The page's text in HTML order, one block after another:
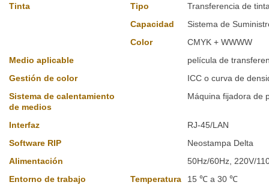
Tinta Tipo
Transferencia de
Capacidad
Sistema de
Color
CMYK + WWWW
Medio aplicable
película de
Gestión de color
ICC o curva de
Sistema de calentamiento
de medios
Máquina fijadora de
Interfaz
RJ-45/LAN
Software RIP
Neostampa Delta
Alimentación
50Hz/60Hz, 220V/
Entorno de trabajo
Temperatura
15 ℃ a 30 ℃